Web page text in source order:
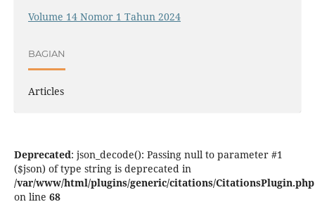
Volume 14 Nomor 1 Tahun 2024
BAGIAN
Articles
Deprecated: json_decode(): Passing null to parameter #1
($json) of type string is deprecated in
/var/www/html/plugins/generic/citations/CitationsPlugin.php
on line 68